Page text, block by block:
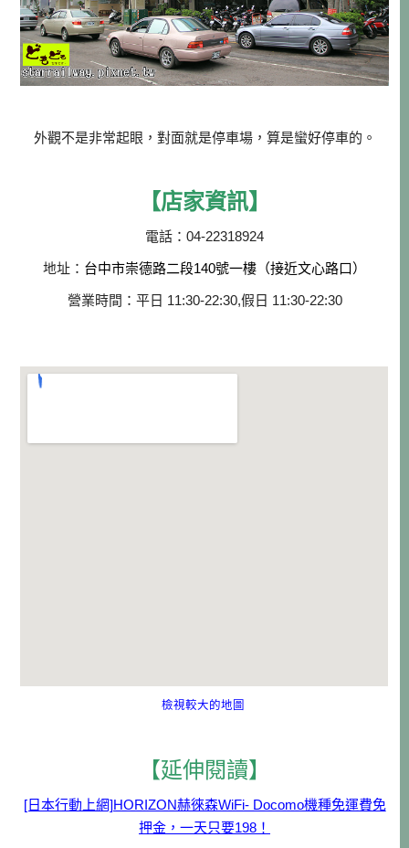
外觀不是非常起眼，對面就是停車場，算是蠻好停車的。
【店家資訊】
電話：04-22318924
地址： 台中市崇德路二段140號一樓（接近文心路口）
營業時間：平日 11:30-22:30,假日 11:30-22:30
檢視較大的地圖
【延伸閱讀】
[日本行動上網]HORIZON赫徠森WiFi- Docomo機種免運費免
押金，一天只要198！